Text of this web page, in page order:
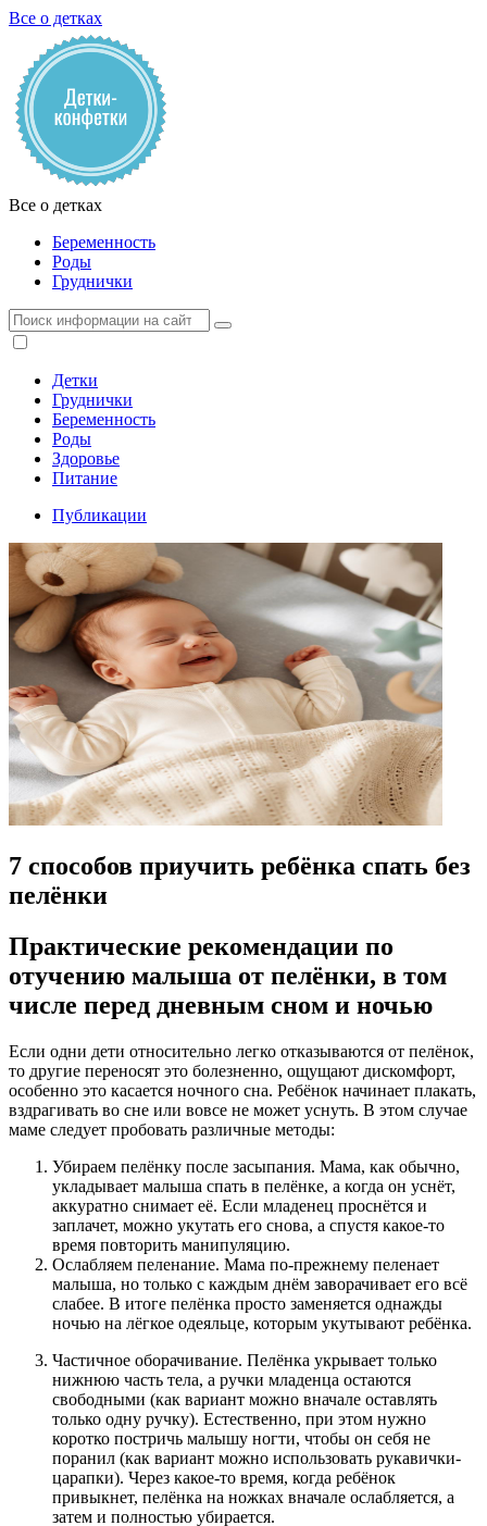
Все о детках
Все о детках
Беременность
Роды
Груднички
Детки
Груднички
Беременность
Роды
Здоровье
Питание
Публикации
7 способов приучить ребёнка спать без
пелёнки
Практические рекомендации по
отучению малыша от пелёнки, в том
числе перед дневным сном и ночью
Если одни дети относительно легко отказываются от пелёнок,
то другие переносят это болезненно, ощущают дискомфорт,
особенно это касается ночного сна. Ребёнок начинает плакать,
вздрагивать во сне или вовсе не может уснуть. В этом случае
маме следует пробовать различные методы:
Убираем пелёнку после засыпания. Мама, как обычно,
укладывает малыша спать в пелёнке, а когда он уснёт,
аккуратно снимает её. Если младенец проснётся и
заплачет, можно укутать его снова, а спустя какое-то
время повторить манипуляцию.
Ослабляем пеленание. Мама по-прежнему пеленает
малыша, но только с каждым днём заворачивает его всё
слабее. В итоге пелёнка просто заменяется однажды
ночью на лёгкое одеяльце, которым укутывают ребёнка.
Частичное оборачивание. Пелёнка укрывает только
нижнюю часть тела, а ручки младенца остаются
свободными (как вариант можно вначале оставлять
только одну ручку). Естественно, при этом нужно
коротко постричь малышу ногти, чтобы он себя не
поранил (как вариант можно использовать рукавички-
царапки). Через какое-то время, когда ребёнок
привыкнет, пелёнка на ножках вначале ослабляется, а
затем и полностью убирается.